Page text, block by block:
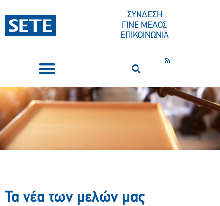
ΣΥΝΔΕΣΗ
ΓΙΝΕ ΜΕΛΟΣ
ΕΠΙΚΟΙΝΩΝΙΑ
Τα νέα των μελών μας